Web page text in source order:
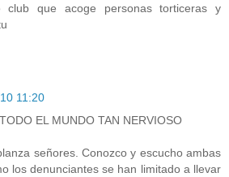
club que acoge personas torticeras y
11:20
EL MUNDO TAN NERVIOSO
señores. Conozco y escucho ambas
los denunciantes se han limitado a llevar